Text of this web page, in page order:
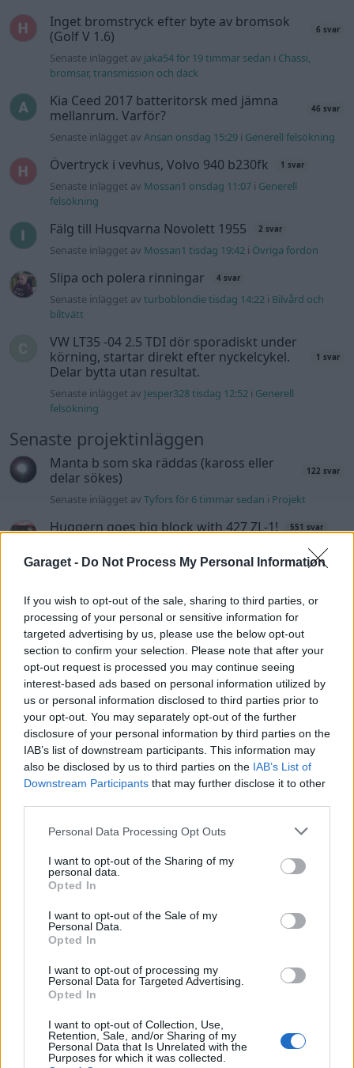
Garaget - Do Not Process My Personal Information
If you wish to opt-out of the sale, sharing to third parties, or
processing of your personal or sensitive information for
targeted advertising by us, please use the below opt-out
section to confirm your selection. Please note that after your
opt-out request is processed you may continue seeing
interest-based ads based on personal information utilized by
us or personal information disclosed to third parties prior to
your opt-out. You may separately opt-out of the further
disclosure of your personal information by third parties on the
IAB’s list of downstream participants. This information may
also be disclosed by us to third parties on the IAB’s List of
Downstream Participants that may further disclose it to other
Personal Data Processing Opt Outs
I want to opt-out of the Sharing of my
personal data.
Opted In
I want to opt-out of the Sale of my
Personal Data.
Opted In
I want to opt-out of processing my
Personal Data for Targeted Advertising.
Opted In
I want to opt-out of Collection, Use,
Retention, Sale, and/or Sharing of my
Personal Data that Is Unrelated with the
Purposes for which it was collected.
Inget bromstryck efter byte av bromsok
(Golf V 1.6)
6 svar
Senaste inlägget av jaka54 för 19 timmar sedan i Chassi,
bromsar, transmission och däck
Kia Ceed 2017 batteritorsk med jämna
mellanrum. Varför?
46 svar
Senaste inlägget avAnsan onsdag 15:29 i Generell felsökning
Övertryck i vevhus, Volvo 940 b230fk 1 svar
Senaste inlägget av Mossan1 onsdag 11:07 i Generell
felsökning
Fälg till Husqvarna Novolett 1955 2 svar
Senaste inlägget av Mossan1 tisdag 19:42 i Övriga fordon
Slipa och polera rinningar 4 svar
Senaste inlägget avturboblondie tisdag 14:22 i Bilvård och
biltvätt
VW LT35 -04 2.5 TDI dör sporadiskt under
körning, startar direkt efter nyckelcykel.
Delar bytta utan resultat.
1 svar
Senaste inlägget av Jesper328 tisdag 12:52 i Generell
felsökning
Senaste projektinläggen
Manta b som ska räddas (kaross eller
delar sökes)
122 svar
Senaste inlägget avTyfors för 6 timmar sedan i Projekt
Huggern goes big block with 427 ZL-1! 551 svar
Projekt
Senaste inlägget avEv_volvo142 för 7 timmar sedaniProjekt
Volkswagen split bus t1 1962
Senaste inlägget avDr_snuggels för 8 timmar sedani Projekt
Golf Mk2 16v Turbo 137 svar
Senaste inlägget av16vt4m för 9 timmar sedaniProjekt
Vw 1956 oval prosjekt 11 svar
Senaste inlägget av jarleb för 12 timmar sedan iProjekt
Volkswagen Golf MK4 v6 4motion OEM++
med JDM inspiration.
12 svar
Senaste inlägget avStol3n_Identity för 15 timmar sedani
Senaste inlägget av Projekt
VTi
Senaste inlägget av
Antikrundan på 4 hjul! Ford Model T 1923
Senaste inlägget avXebers76 onsdag 20:38 Projekt
Nyaste forumtrådarna
244 motorbyte till d5252t
Senaste inlägget av Jeppegaming för 4 timmar sedan